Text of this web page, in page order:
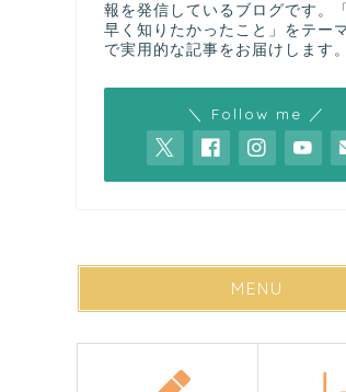
報を発信しているブログです。
早く知りたかったこと」をテー
で実用的な記事をお届けします。
＼ Follow me ／
MENU